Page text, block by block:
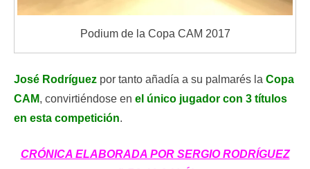
Podium de la Copa CAM 2017
José Rodríguez por tanto añadía a su palmarés la Copa
CAM, convirtiéndose en el único jugador con 3 títulos
en esta competición.
CRÓNICA ELABORADA POR SERGIO RODRÍGUEZ